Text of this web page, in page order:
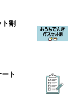
ト割
ト